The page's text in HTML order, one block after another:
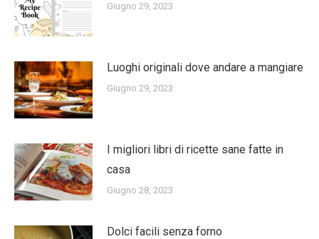
Giugno 29, 2023
Luoghi originali dove andare a mangiare
Giugno 29, 2023
I migliori libri di ricette sane fatte in
casa
Giugno 28, 2023
Dolci facili senza forno